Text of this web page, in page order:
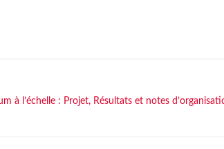
à l’échelle : Projet, Résultats et notes